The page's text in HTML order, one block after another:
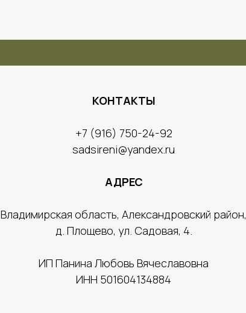
КОНТАКТЫ
​+7 (916) 750-24-92
sadsireni@yandex.ru
АДРЕС
​Владимирская область, Александровский район,
д. Площево, ул. Садовая, 4.
ИП Панина Любовь Вячеславовна
ИНН 501604134884